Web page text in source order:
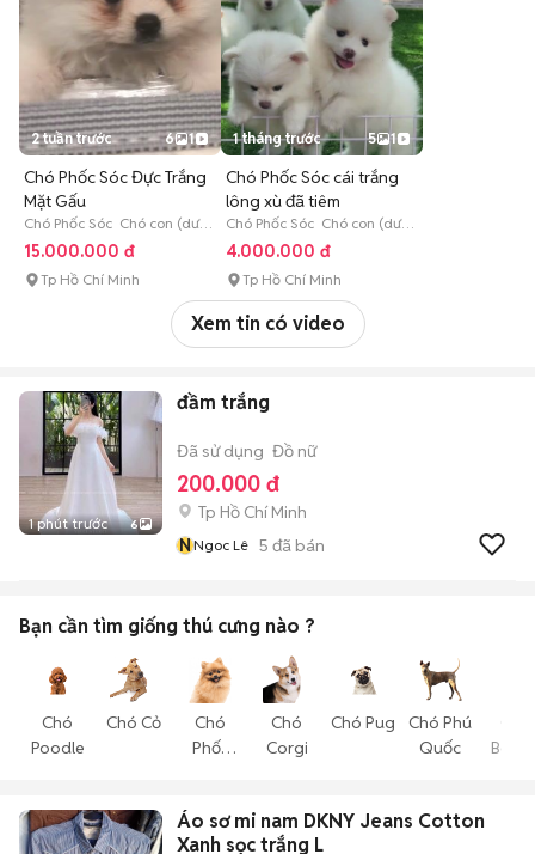
2 tuần trước 6 1
Chó Phốc Sóc Đực Trắng
Mặt Gấu
Chó Phốc Sóc Chó con (dưới
3 tháng tuổi)
15.000.000 đ
Tp Hồ Chí Minh
1 tháng trước 5 1
Chó Phốc Sóc cái trắng
lông xù đã tiêm
Chó Phốc Sóc Chó con (dưới
3 tháng tuổi)
4.000.000 đ
Tp Hồ Chí Minh
Xem tin có video
1 phút trước 6
đầm trắng
Đã sử dụng Đồ nữ
200.000 đ
Tp Hồ Chí Minh
NNgoc Lê 5 đã bán
Bạn cần tìm giống thú cưng nào ?
Chó
Poodle
Chó Cỏ
Chó
Phốc
Chó
Corgi
Chó Pug
Chó Phú
Quốc
Áo sơ mi nam DKNY Jeans Cotton
Xanh sọc trắng L